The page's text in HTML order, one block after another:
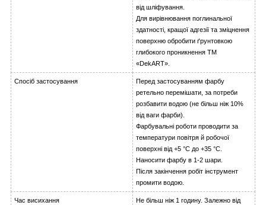
від шліфування.
Для вирівнювання поглинальної
здатності, кращої адгезії та зміцнення
поверхню обробити ґрунтовкою
глибокого проникнення ТМ
«DekART».
Спосіб застосування
Перед застосуванням фарбу
ретельно перемішати, за потреби
розбавити водою (не більш ніж 10%
від ваги фарби).
Фарбувальні роботи проводити за
температури повітря й робочої
поверхні від +5 °C до +35 °C.
Наносити фарбу в 1-2 шари.
Після закінчення робіт інструмент
промити водою.
Час висихання Не більш ніж 1 годину. Залежно від